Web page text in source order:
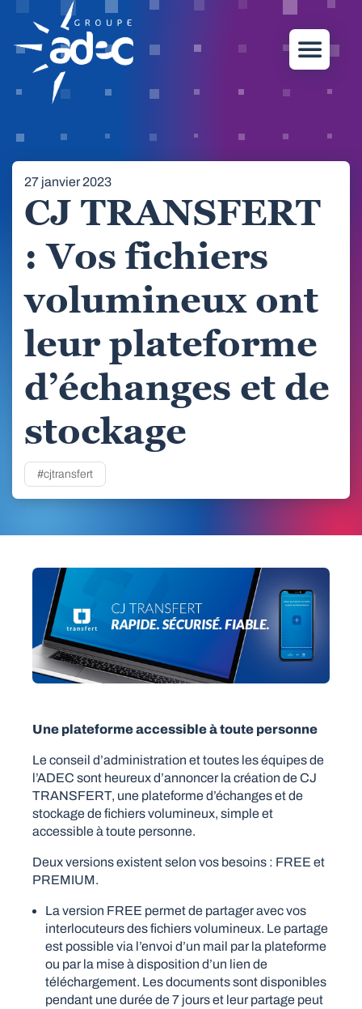
27 janvier 2023
CJ TRANSFERT
: Vos fichiers
volumineux ont
leur plateforme
d’échanges et de
stockage
#cjtransfert
Une plateforme accessible à toute personne
Le conseil d’administration et toutes les équipes de
l’ADEC sont heureux d’annoncer la création de CJ
TRANSFERT, une plateforme d’échanges et de
stockage de fichiers volumineux, simple et
accessible à toute personne.
Deux versions existent selon vos besoins : FREE et
PREMIUM.
La version FREE permet de partager avec vos
interlocuteurs des fichiers volumineux. Le partage
est possible via l’envoi d’un mail par la plateforme
ou par la mise à disposition d’un lien de
téléchargement. Les documents sont disponibles
pendant une durée de 7 jours et leur partage peut